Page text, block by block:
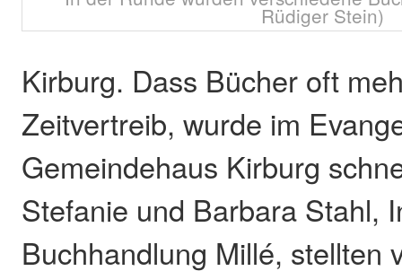
Rüdiger Stein)
Kirburg. Dass Bücher oft
Zeitvertreib, wurde im
Gemeindehaus Kirburg
Stefanie und Barbara Stahl,
Buchhandlung Millé, stellten